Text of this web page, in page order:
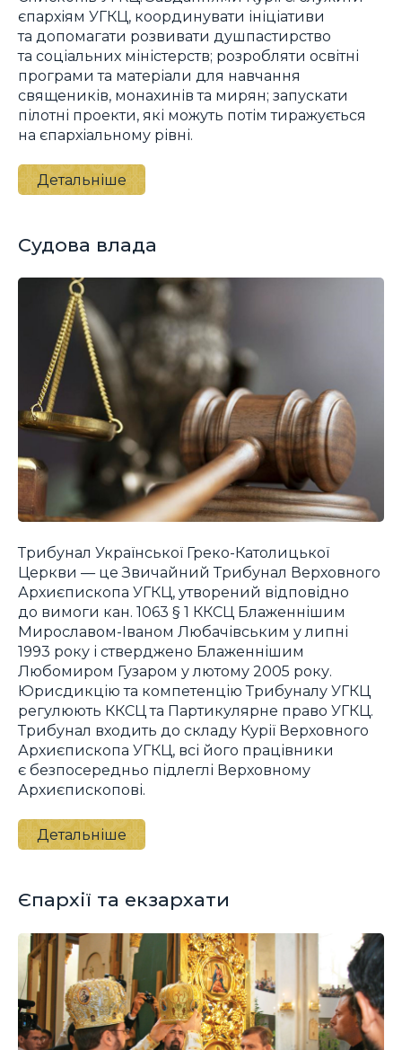
єпархіям УГКЦ, координувати ініціативи
та допомагати розвивати душпастирство
та соціальних міністерств; розробляти освітні
програми та матеріали для навчання
священиків, монахинів та мирян; запускати
пілотні проекти, які можуть потім тиражується
на єпархіальному рівні.
Детальніше
Судова влада
Трибунал Української Греко-Католицької
Церкви — це Звичайний Трибунал Верховного
Архиєпископа УГКЦ, утворений відповідно
до вимоги кан. 1063 § 1 ККСЦ Блаженнішим
Мирославом-Іваном Любачівським у липні
1993 року і стверджено Блаженнішим
Любомиром Гузаром у лютому 2005 року.
Юрисдикцію та компетенцію Трибуналу УГКЦ
регулюють ККСЦ та Партикулярне право УГКЦ.
Трибунал входить до складу Курії Верховного
Архиєпископа УГКЦ, всі його працівники
є безпосередньо підлеглі Верховному
Архиєпископові.
Детальніше
Єпархії та екзархати